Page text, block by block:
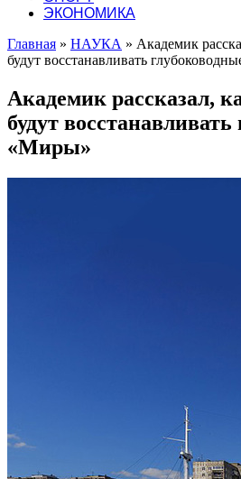
ЭКОНОМИКА
Главная » НАУКА » Академик
будут восстанавливать
Академик рассказал,
будут
«Миры»